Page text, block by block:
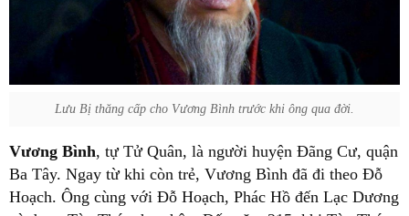
Lưu Bị thăng cấp cho Vương Bình trước khi ông qua đời.
Vương Bình, tự Tử Quân, là người huyện Đãng Cư, quận
Ba Tây. Ngay từ khi còn trẻ, Vương Bình đã đi theo Đỗ
Hoạch. Ông cùng với Đỗ Hoạch, Phác Hồ đến Lạc Dương